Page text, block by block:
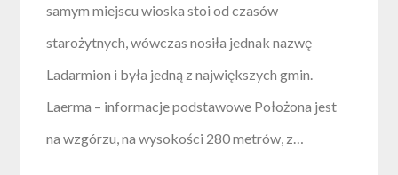
samym miejscu wioska stoi od czasów
starożytnych, wówczas nosiła jednak nazwę
Ladarmion i była jedną z największych gmin.
Laerma – informacje podstawowe Położona jest
na wzgórzu, na wysokości 280 metrów, z…